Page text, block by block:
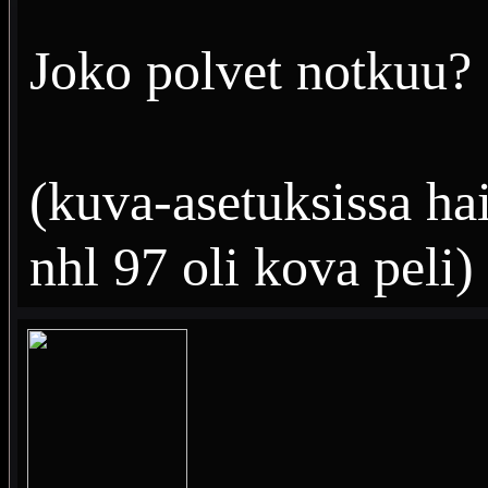
Joko polvet
(kuva-asetuksissa
nhl 97 oli kova peli)